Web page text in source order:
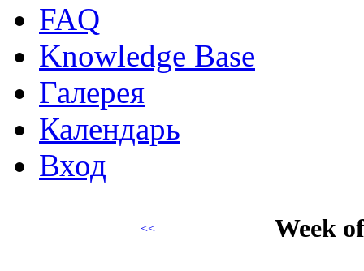
FAQ
Knowledge Base
Галерея
Календарь
Вход
<< Week